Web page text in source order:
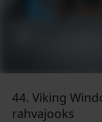
44. Viking
rahvajooks